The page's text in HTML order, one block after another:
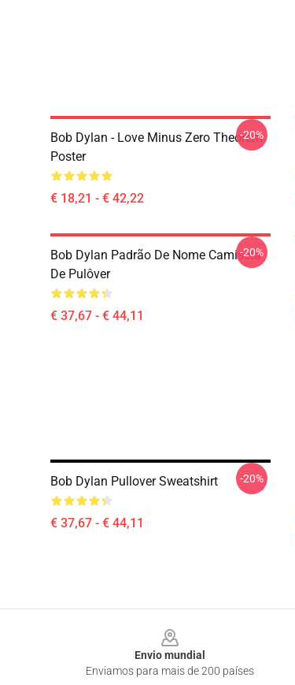
Bob Dylan - Love Minus Zero Theorem
Poster
€ 18,21 - € 42,22
-20%
Bob Dylan Padrão De Nome Camiseta
De Pulôver
€ 37,67 - € 44,11
-20%
Bob Dylan Pullover Sweatshirt
€ 37,67 - € 44,11
-20%
Envio mundial
Enviamos para mais de 200 países